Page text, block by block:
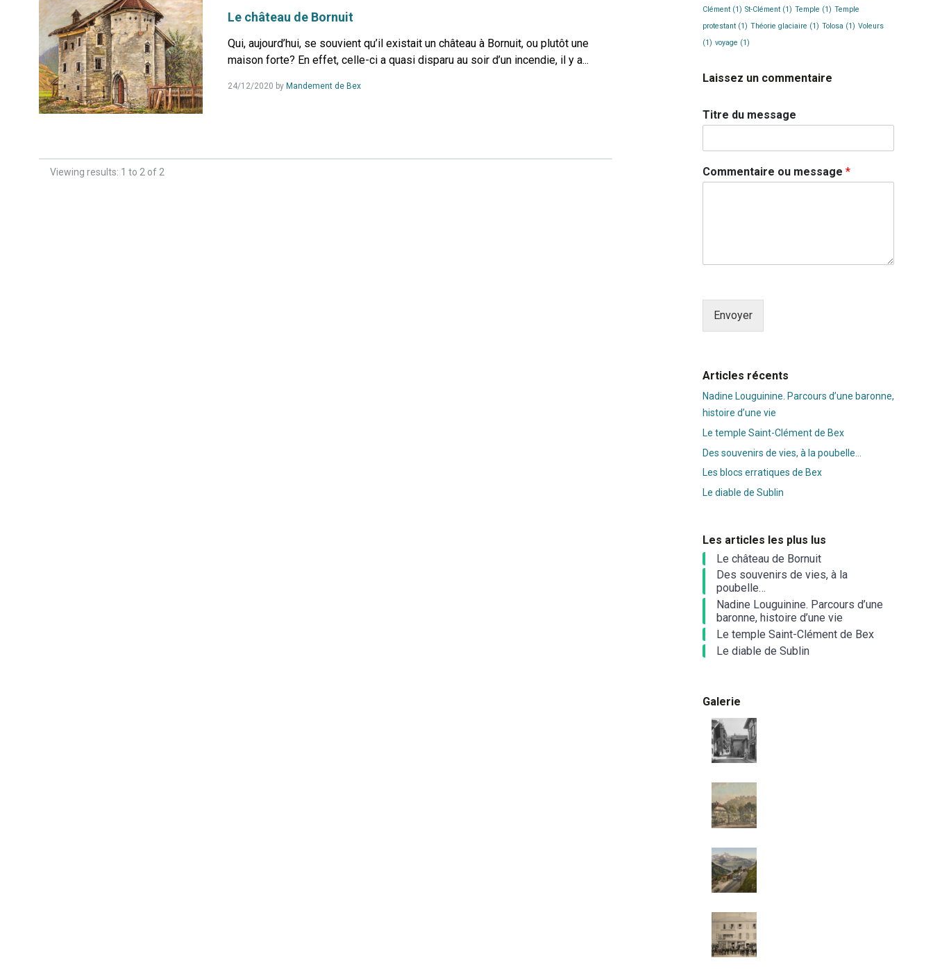
Le château de Bornuit
Qui, aujourd’hui, se souvient qu’il existait un château à Bornuit, ou plutôt une
maison forte? En effet, celle-ci a quasi disparu au soir d’un incendie, il y a...
24/12/2020 by Mandement de BexRead
Viewing results: 1 to 2 of 2
Clément(1) St-Clément(1) Temple (1) Temple
protestant(1) Théorie glaciaire (1) Tolosa (1) Voleurs
(1) voyage (1)
Laissez un commentaire
Titre du message
Commentaire ou message *
Envoyer
Articles récents
Nadine Louguinine. Parcours d’une baronne,
histoire d’une vie
Le temple Saint-Clément de Bex
Des souvenirs de vies, à la poubelle…
Les blocs erratiques de Bex
Le diable de Sublin
Les articles les plus lus
Le château de Bornuit
Des souvenirs de vies, à la
poubelle…
Nadine Louguinine. Parcours d’une
baronne, histoire d’une vie
Le temple Saint-Clément de Bex
Le diable de Sublin
Galerie